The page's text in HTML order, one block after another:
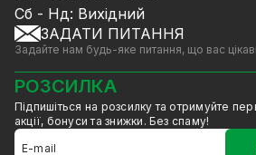
Акції
Знижені в ціні товари
GreenVision знижки
Мерч від GreenVision
Товари для дому
Товари зняті з виробництва
Калькулятор розрахунку обсягу
Сб - Нд: Вихідний
ЗАДАТИ ПИТАННЯ
Задайте нам будь-яке питання, що вас
РОЗСИЛКА
Підпишіться на розсилку та отримуйте
акції, бонуси та знижки. Без спаму!